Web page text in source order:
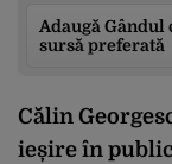
Adaugă Gândul
sursă preferată
Călin
ieșire în